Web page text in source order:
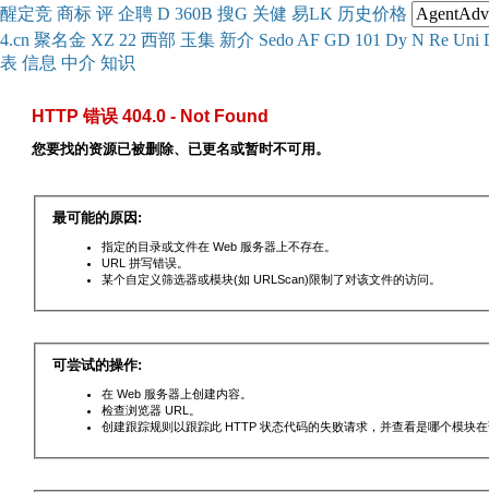
醒定竞 商标 评 企聘 D 360B 搜G 关健 易LK 历史价格
4.cn 聚名金 XZ 22 西部 玉集 新介 Sedo AF GD 101 Dy N Re Uni
表 信息 中介 知识